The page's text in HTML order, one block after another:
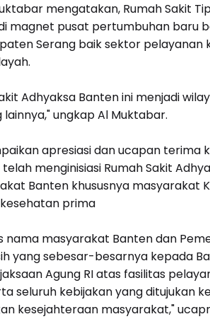
mengatakan, Rumah Sakit
magnet pusat pertumbuhan baru
Serang baik sektor pelayanan
Adhyaksa Banten ini menjadi
ungkap Al Muktabar.
apresiasi dan ucapan terima
menginisiasi Rumah Sakit
Banten khususnya masyarakat
prima
nama masyarakat Banten dan
yang sebesar-besarnya kepada
Agung RI atas fasilitas
seluruh kebijakan yang ditujukan
kesejahteraan masyarakat,"